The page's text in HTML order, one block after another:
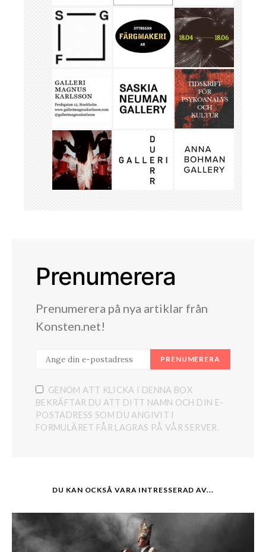
Prenumerera
Prenumerera på nya artiklar från
Konsten.net!
PRENUMERERA
GENOM ATT KLICKA I DENNA BOX
BEKRÄFTAR DU ATT DITT NAMN OCH DIN E-
POSTADRESS SOM DU ANGIVIT I
FORMULÄRET FÅR LAGRAS PÅ VÅR SERVER.
DU KAN OCKSÅ VARA INTRESSERAD AV...